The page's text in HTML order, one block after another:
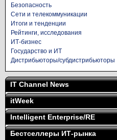
Безопасность
Сети и телекоммуникации
Итоги и тенденции
Рейтинги, исследования
ИТ-бизнес
Государство и ИТ
Дистрибьюторы/субдистрибьюторы
IT Channel News
itWeek
Intelligent Enterprise/RE
Бестселлеры ИТ-рынка